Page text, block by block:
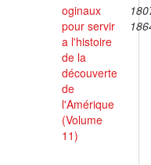
oginaux
pour servir
a l'histoire
de la
découverte
de
l'Amérique
(Volume
11)